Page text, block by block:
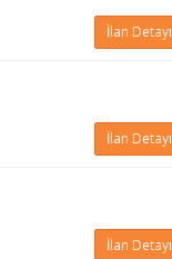
İlan Detayı
İlan Detayı
İlan Detayı